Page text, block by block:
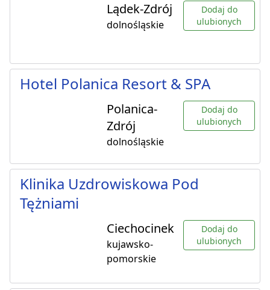
Lądek-Zdrój
dolnośląskie
Dodaj do
ulubionych
Hotel Polanica Resort & SPA
Polanica-
Zdrój
dolnośląskie
Dodaj do
ulubionych
Klinika Uzdrowiskowa Pod
Tężniami
Ciechocinek
kujawsko-
pomorskie
Dodaj do
ulubionych